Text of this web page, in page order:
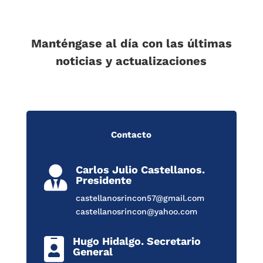
Manténgase al día con las últimas
noticias y actualizaciones
Contacto

Carlos Julio Castellanos.
Presidente
castellanosrincon57@gmail.com
castellanosrincon@yahoo.com

Hugo Hidalgo. Secretario
General